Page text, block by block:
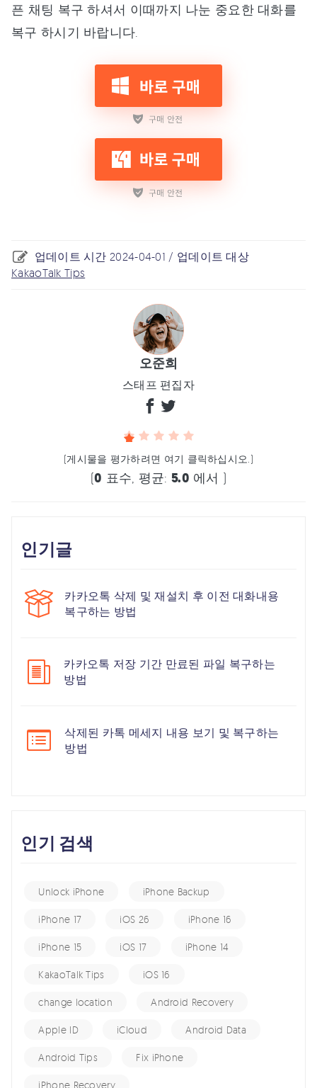
픈 채팅 복구 하셔서 이때까지 나눈 중요한 대화를
복구 하시기 바랍니다.
업데이트 시간 2024-04-01 / 업데이트 대상
KakaoTalk Tips
오준희
스태프 편집자
(게시물을 평가하려면 여기 클릭하십시오.)
(0 표수, 평균: 5.0 에서 )
인기글
카카오톡 삭제 및 재설치 후 이전 대화내용
복구하는 방법
카카오톡 저장 기간 만료된 파일 복구하는
방법
삭제된 카톡 메세지 내용 보기 및 복구하는
방법
인기 검색
Unlock iPhone iPhone Backup
iPhone 17 iOS 26 iPhone 16
iPhone 15 iOS 17 iPhone 14
KakaoTalk Tips iOS 16
change location Android Recovery
Apple ID iCloud Android Data
Android Tips Fix iPhone
iPhone Recovery